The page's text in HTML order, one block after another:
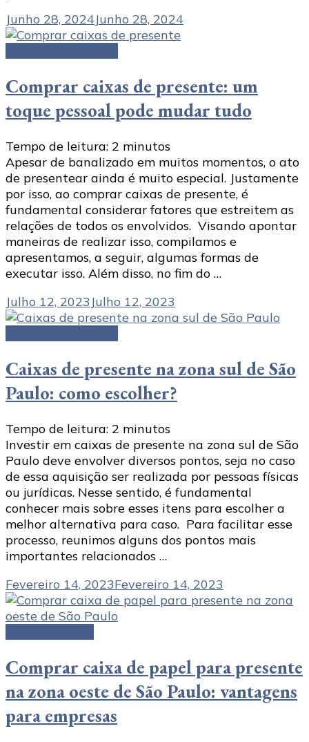
Junho 28, 2024Junho 28, 2024
Comprar caixas de presente: um
toque pessoal pode mudar tudo
Tempo de leitura: 2 minutos
Apesar de banalizado em muitos momentos, o ato
de presentear ainda é muito especial. Justamente
por isso, ao comprar caixas de presente, é
fundamental considerar fatores que estreitem as
relações de todos os envolvidos. Visando apontar
maneiras de realizar isso, compilamos e
apresentamos, a seguir, algumas formas de
executar isso. Além disso, no fim do …
Julho 12, 2023 Julho 12, 2023
Caixas de presente na zona sul de São
Paulo: como escolher?
Tempo de leitura: 2 minutos
Investir em caixas de presente na zona sul de São
Paulo deve envolver diversos pontos, seja no caso
de essa aquisição ser realizada por pessoas físicas
ou jurídicas. Nesse sentido, é fundamental
conhecer mais sobre esses itens para escolher a
melhor alternativa para caso. Para facilitar esse
processo, reunimos alguns dos pontos mais
importantes relacionados …
Fevereiro 14, 2023Fevereiro 14, 2023
Comprar caixa de papel para presente
na zona oeste de São Paulo: vantagens
para empresas